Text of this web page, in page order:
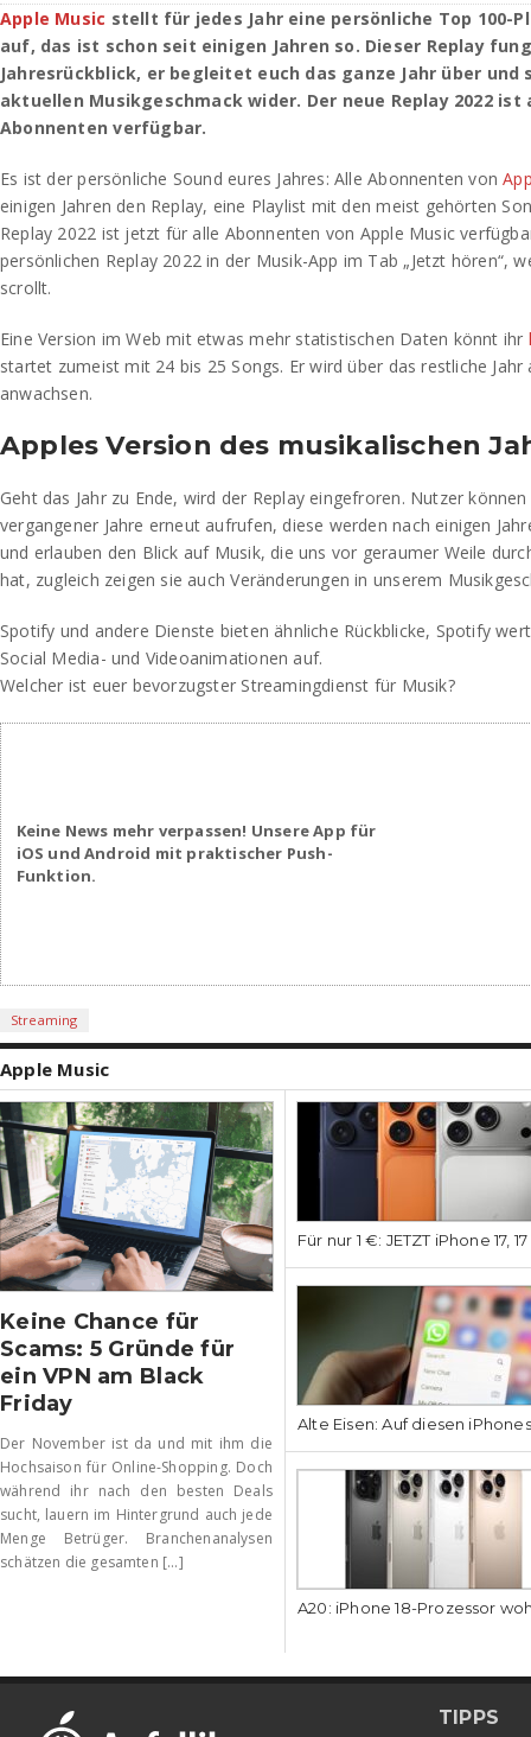
Apple Music stellt für jedes Jahr eine persönliche Top 100-
auf, das ist schon seit einigen Jahren so. Dieser Replay
Jahresrückblick, er begleitet euch das ganze Jahr über
aktuellen Musikgeschmack wider. Der neue Replay 2022
Abonnenten verfügbar.
Es ist der persönliche Sound eures Jahres: Alle Abonnenten von
einigen Jahren den Replay, eine Playlist mit den meist gehörten
Replay 2022 ist jetzt für alle Abonnenten von Apple Music
persönlichen Replay 2022 in der Musik-App im Tab „Jetzt hören“,
scrollt.
Eine Version im Web mit etwas mehr statistischen Daten könnt ihr
startet zumeist mit 24 bis 25 Songs. Er wird über das restliche
anwachsen.
Apples Version des musikalischen
Geht das Jahr zu Ende, wird der Replay eingefroren. Nutzer
vergangener Jahre erneut aufrufen, diese werden nach einigen
und erlauben den Blick auf Musik, die uns vor geraumer Weile
hat, zugleich zeigen sie auch Veränderungen in unserem
Spotify und andere Dienste bieten ähnliche Rückblicke, Spotify
Social Media- und Videoanimationen auf.
Welcher ist euer bevorzugster Streamingdienst für Musik?
Keine News mehr verpassen! Unsere App für
iOS und Android mit praktischer Push-
Funktion.
Streaming
Apple Music
Keine Chance für
Scams: 5 Gründe für
ein VPN am Black
Friday
Der November ist da und mit ihm die
Hochsaison für Online-Shopping. Doch
während ihr nach den besten Deals
sucht, lauern im Hintergrund auch jede
Menge Betrüger. Branchenanalysen
schätzen die gesamten [...]
Für nur 1 €: JETZT iPhone 17,
Alte Eisen: Auf diesen
A20: iPhone 18-Prozessor
TIPPS